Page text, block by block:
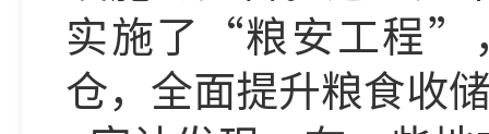
实施了“粮安工程”
仓，全面提升粮食收